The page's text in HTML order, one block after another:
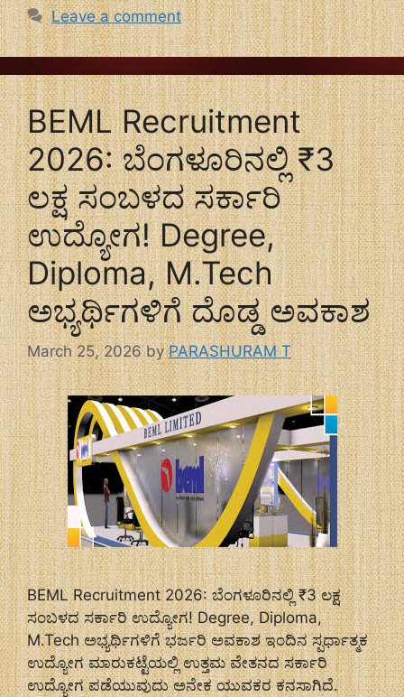
Leave a comment
BEML Recruitment
2026: ಬೆಂಗಳೂರಿನಲ್ಲಿ ₹3
ಲಕ್ಷ ಸಂಬಳದ ಸರ್ಕಾರಿ
ಉದ್ಯೋಗ! Degree,
Diploma, M.Tech
ಅಭ್ಯರ್ಥಿಗಳಿಗೆ ದೊಡ್ಡ ಅವಕಾಶ
March 25, 2026 byPARASHURAM T
BEML Recruitment 2026: ಬೆಂಗಳೂರಿನಲ್ಲಿ ₹3 ಲಕ್ಷ
ಸಂಬಳದ ಸರ್ಕಾರಿ ಉದ್ಯೋಗ! Degree, Diploma,
M.Tech ಅಭ್ಯರ್ಥಿಗಳಿಗೆ ಭರ್ಜರಿ ಅವಕಾಶ ಇಂದಿನ ಸ್ಪರ್ಧಾತ್ಮಕ
ಉದ್ಯೋಗ ಮಾರುಕಟ್ಟೆಯಲ್ಲಿ ಉತ್ತಮ ವೇತನದ ಸರ್ಕಾರಿ
ಉದ್ಯೋಗ ಪಡೆಯುವುದು ಅನೇಕ ಯುವಕರ ಕನಸಾಗಿದೆ.